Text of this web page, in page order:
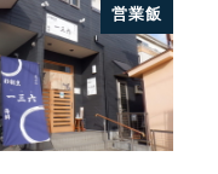
営業飯